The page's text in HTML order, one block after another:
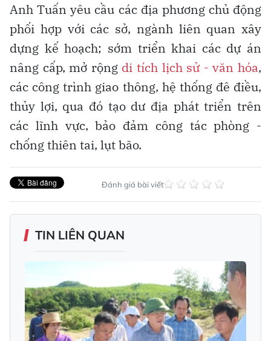
Anh Tuấn yêu cầu các địa phương chủ động
phối hợp với các sở, ngành liên quan xây
dựng kế hoạch; sớm triển khai các dự án
nâng cấp, mở rộng di tích lịch sử - văn hóa,
các công trình giao thông, hệ thống đê điều,
thủy lợi, qua đó tạo dư địa phát triển trên
các lĩnh vực, bảo đảm công tác phòng -
chống thiên tai, lụt bão.
Đánh giá bài viết
TIN LIÊN QUAN